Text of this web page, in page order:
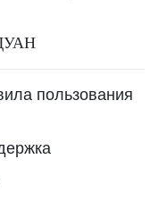
пользования